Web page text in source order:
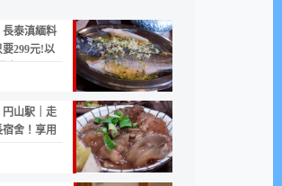
長泰滇緬料
299元!以
円山駅｜走
舍！享用